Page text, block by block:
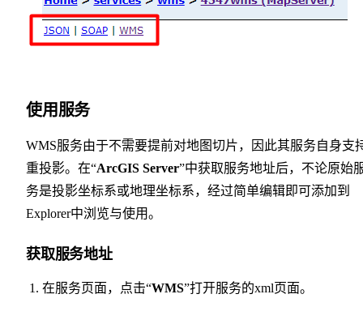
使用服务
WMS服务由于不需要提前对地图切片，因此其服务自身支
重投影。在“ArcGIS Server”中获取服务地址后，不论原始
务是投影坐标系或地理坐标系，经过简单编辑即可添加到
Explorer中浏览与使用。
获取服务地址
在服务页面，点击“WMS”打开服务的xml页面。